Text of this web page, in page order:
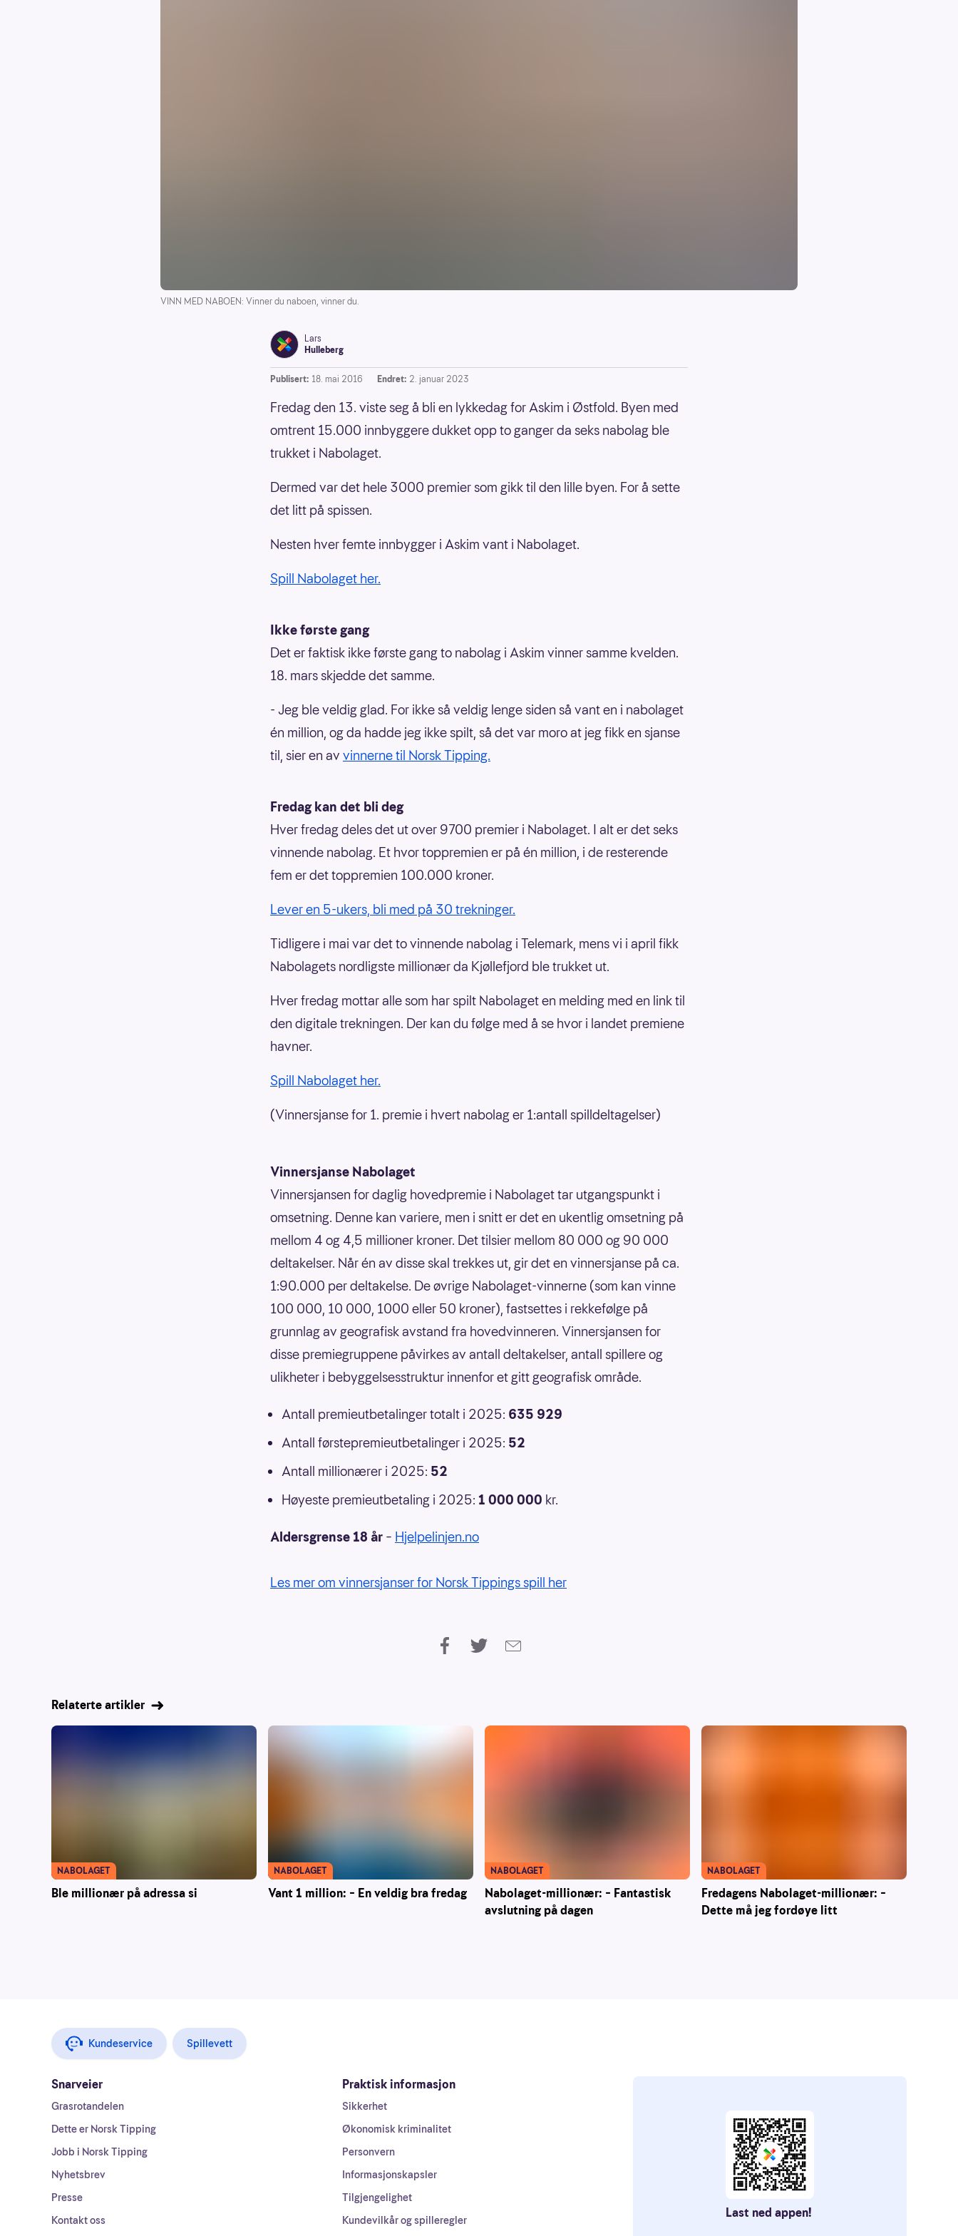
VINN MED NABOEN: Vinner du naboen, vinner du.
Lars
Hulleberg
Publisert: 18. mai 2016 Endret: 2. januar 2023
Fredag den 13. viste seg å bli en lykkedag for Askim i Østfold. Byen med
omtrent 15.000 innbyggere dukket opp to ganger da seks nabolag ble
trukket i Nabolaget.
Dermed var det hele 3000 premier som gikk til den lille byen. For å sette
det litt på spissen.
Nesten hver femte innbygger i Askim vant i Nabolaget.
Spill Nabolaget her.
Ikke første gang
Det er faktisk ikke første gang to nabolag i Askim vinner samme kvelden.
18. mars skjedde det samme.
- Jeg ble veldig glad. For ikke så veldig lenge siden så vant en i nabolaget
én million, og da hadde jeg ikke spilt, så det var moro at jeg fikk en sjanse
til, sier en av vinnerne til Norsk Tipping.
Fredag kan det bli deg
Hver fredag deles det ut over 9700 premier i Nabolaget. I alt er det seks
vinnende nabolag. Et hvor toppremien er på én million, i de resterende
fem er det toppremien 100.000 kroner.
Lever en 5-ukers, bli med på 30 trekninger.
Tidligere i mai var det to vinnende nabolag i Telemark, mens vi i april fikk
Nabolagets nordligste millionær da Kjøllefjord ble trukket ut.
Hver fredag mottar alle som har spilt Nabolaget en melding med en link til
den digitale trekningen. Der kan du følge med å se hvor i landet premiene
havner.
Spill Nabolaget her.
(Vinnersjanse for 1. premie i hvert nabolag er 1:antall spilldeltagelser)
Vinnersjanse Nabolaget
Vinnersjansen for daglig hovedpremie i Nabolaget tar utgangspunkt i
omsetning. Denne kan variere, men i snitt er det en ukentlig omsetning på
mellom 4 og 4,5 millioner kroner. Det tilsier mellom 80 000 og 90 000
deltakelser. Når én av disse skal trekkes ut, gir det en vinnersjanse på ca.
1:90.000 per deltakelse. De øvrige Nabolaget-vinnerne (som kan vinne
100 000, 10 000, 1000 eller 50 kroner), fastsettes i rekkefølge på
grunnlag av geografisk avstand fra hovedvinneren. Vinnersjansen for
disse premiegruppene påvirkes av antall deltakelser, antall spillere og
ulikheter i bebyggelsesstruktur innenfor et gitt geografisk område.
Antall premieutbetalinger totalt i 2025: 635 929
Antall førstepremieutbetalinger i 2025: 52
Antall millionærer i 2025: 52
Høyeste premieutbetaling i 2025: 1 000 000 kr.
Aldersgrense 18 år – Hjelpelinjen.no
Les mer om vinnersjanser for Norsk Tippings spill her
Relaterte artikler
Ble millionær på adressa si
NABOLAGET
Vant 1 million: – En veldig bra fredag
NABOLAGET
Nabolaget-millionær: – Fantastisk
avslutning på dagen
NABOLAGET
Fredagens Nabolaget-millionær: –
Dette må jeg fordøye litt
NABOLAGET
Kundeservice Spillevett
Snarveier
Grasrotandelen
Dette er Norsk Tipping
Jobb i Norsk Tipping
Nyhetsbrev
Presse
Kontakt oss
Praktisk informasjon
Sikkerhet
Økonomisk kriminalitet
Personvern
Informasjonskapsler
Tilgjengelighet
Kundevilkår og spilleregler
Last ned appen!